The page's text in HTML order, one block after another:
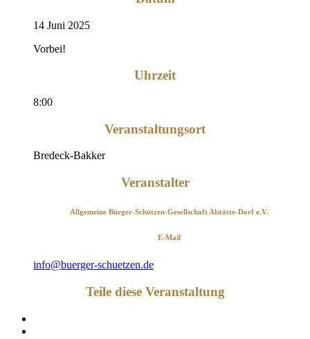
14 Juni 2025
Vorbei!
Uhrzeit
8:00
Veranstaltungsort
Bredeck-Bakker
Veranstalter
Allgemeine Bürger-Schützen-Gesellschaft Alstätte-Dorf e.V.
E-Mail
info@buerger-schuetzen.de
Teile diese Veranstaltung